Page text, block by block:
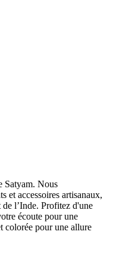
Satyam. Nous
et accessoires artisanaux,
l’Inde. Profitez d'une
écoute pour une
colorée pour une allure